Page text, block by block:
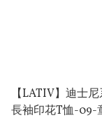
【LATIV】迪⼠
⻑袖印花T恤-09-